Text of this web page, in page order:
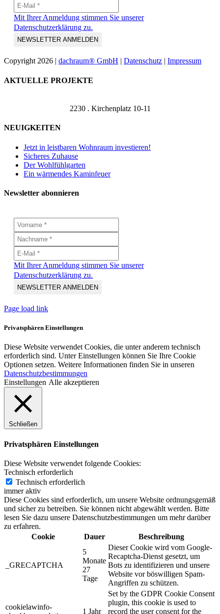
Mit Ihrer Anmeldung stimmen Sie unserer
Datenschutzerklärung zu.
Copyright2026 | dachraum® GmbH Datenschutz Impressum
Toggle
AKTUELLE PROJEKTE
2230 . Kirchenplatz 10-11
NEUIGKEITEN
Jetzt in leistbaren Wohnraum investieren!
Sicheres Zuhause
Der Wohlfühlgarten
Ein wärmendes Kaminfeuer
Newsletter abonnieren
Mit Ihrer Anmeldung stimmen Sie unserer
Datenschutzerklärung zu.
Page load link
Privatsphären Einstellungen
Diese Website verwendet Cookies, die unter anderem technisch
erforderlich sind. Unter Einstellungen können Sie Ihre Cookie
Optionen setzen. Weitere Informationen finden Sie in unseren
Datenschutzbestimmungen
Einstellungen Alle akzeptieren
Schließen
Privatsphären Einstellungen
Diese Website verwendet folgende Cookies:
Technisch erforderlich
Technisch erforderlich
immer aktiv
Diese Cookies sind erforderlich, um unsere Website ordnungsgemäß
und sicher zu betreiben. Sie können nicht abgewählt werden. Bitte
lesen Sie dazu unsere Datenschutzbestimmungen um mehr darüber
zu erfahren.
Cookie
Dauer Beschreibung
_GRECAPTCHA
5
Monate
27
Tage
Dieser Cookie wird vom Google-
Recaptcha-Dienst gesetzt, um
Bots zu identifizieren und unsere
Website vor böswilligen Spam-
Angriffen zu schützen.
cookielawinfo-
1 Jahr
Set by the GDPR Cookie Consent
plugin, this cookie is used to
record the user consent for the